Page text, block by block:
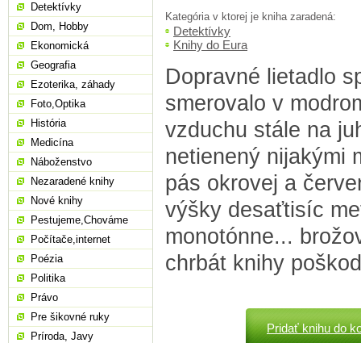
Kategória v ktorej je kniha zaradená:
Detektívky
Knihy do Eura
Dopravné lietadlo
smerovalo v
vzduchu stále na
netienený nijakými
pás okrovej a
výšky desaťtisíc
monotónne...
chrbát knihy
Pridať knihu do
Detektívky
Dom, Hobby
Ekonomická
Geografia
Ezoterika, záhady
Foto,Optika
História
Medicína
Náboženstvo
Nezaradené knihy
Nové knihy
Pestujeme,Chováme
Počítače,internet
Poézia
Politika
Právo
Pre šikovné ruky
Príroda, Javy